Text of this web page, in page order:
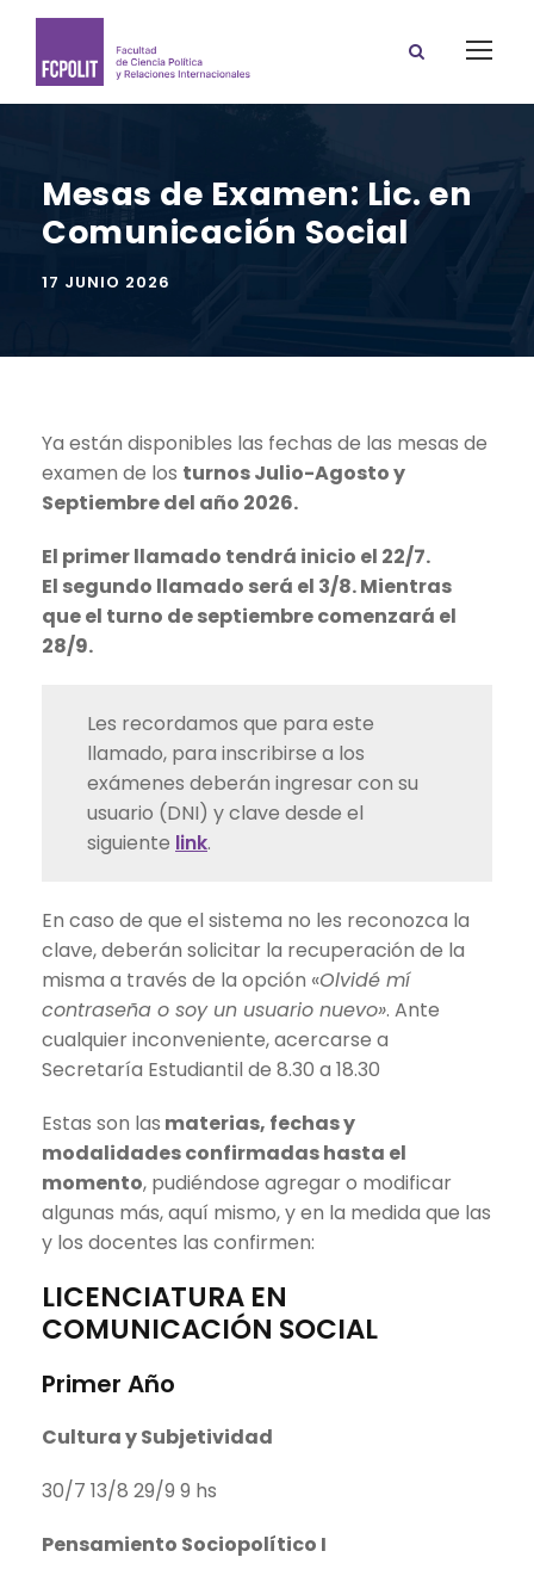
Mesas de Examen: Lic. en
Comunicación Social
17 JUNIO 2026
Ya están disponibles las fechas de las mesas de
examen de los turnos Julio-Agosto y
Septiembre del año 2026.
El primer llamado tendrá inicio el 22/7.
El segundo llamado será el 3/8. Mientras
que el turno de septiembre comenzará el
28/9.
Les recordamos que para este
llamado, para inscribirse a los
exámenes deberán ingresar con su
usuario (DNI) y clave desde el
siguiente link.
En caso de que el sistema no les reconozca la
clave, deberán solicitar la recuperación de la
misma a través de la opción «Olvidé mí
contraseña o soy un usuario nuevo». Ante
cualquier inconveniente, acercarse a
Secretaría Estudiantil de 8.30 a 18.30
Estas son las materias, fechas y
modalidades confirmadas hasta el
momento, pudiéndose agregar o modificar
algunas más, aquí mismo, y en la medida que las
y los docentes las confirmen:
LICENCIATURA EN
COMUNICACIÓN SOCIAL
Primer Año
Cultura y Subjetividad
30/7 13/8 29/9 9 hs
Pensamiento Sociopolítico I